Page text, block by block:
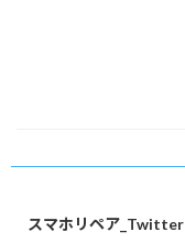
スマホリペア_Twitter